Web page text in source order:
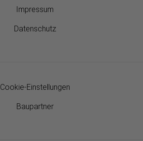
Impressum
Datenschutz
Cookie-Einstellungen
Baupartner